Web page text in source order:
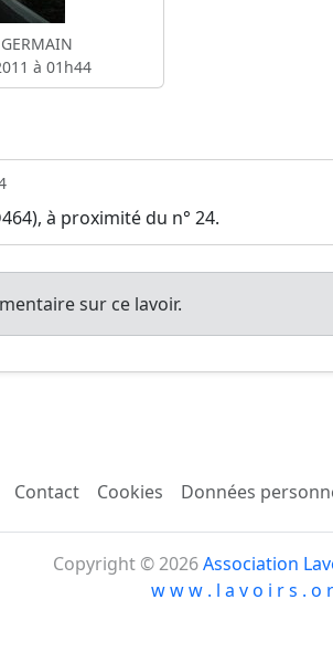
à 01h44
à proximité du n° 24.
sur ce lavoir.
Contact Cookies Données
Copyright © 2026Association
w w w . l a v o i r s . o